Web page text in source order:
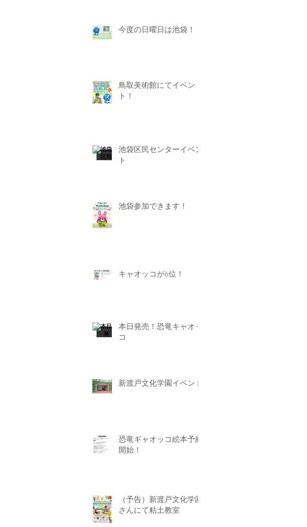
今度の日曜日は池袋！
鳥取美術館にてイベン
ト！
池袋区民センターイベン
ト
池袋参加できます！
キャオッコが6位！
本日発売！恐竜キャオッ
コ
新渡戸文化学園イベント
恐竜ギャオッコ絵本予約
開始！
（予告）新渡戸文化学園
さんにて粘土教室